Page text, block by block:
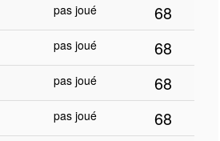
pas joué 68
pas joué 68
pas joué 68
pas joué 68